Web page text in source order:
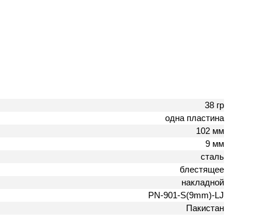
38 гр
одна пластина
102 мм
9 мм
сталь
блестящее
накладной
PN-901-S(9mm)-LJ
Пакистан